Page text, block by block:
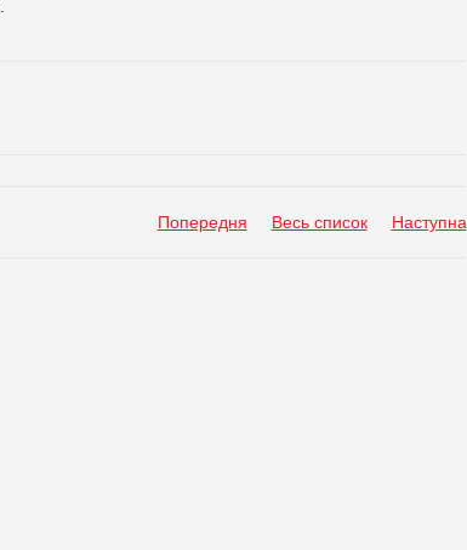
Попередня Весь список Наступна